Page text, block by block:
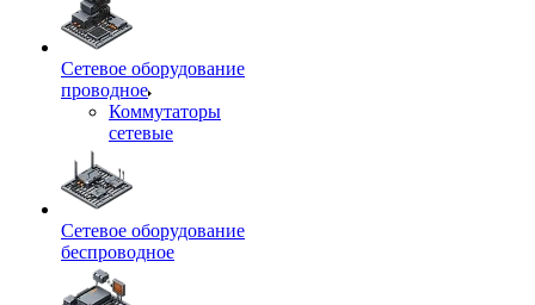
Сетевое оборудование
проводное
Коммутаторы
сетевые
Сетевое оборудование
беспроводное